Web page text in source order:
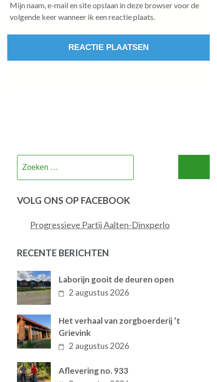
Mijn naam, e-mail en site opslaan in deze browser voor de
volgende keer wanneer ik een reactie plaats.
VOLG ONS OP FACEBOOK
Progressieve Partij Aalten-Dinxperlo
RECENTE BERICHTEN
Laborijn gooit de deuren open
2 augustus 2026
Het verhaal van zorgboerderij ’t
Grievink
2 augustus 2026
Aflevering no. 933